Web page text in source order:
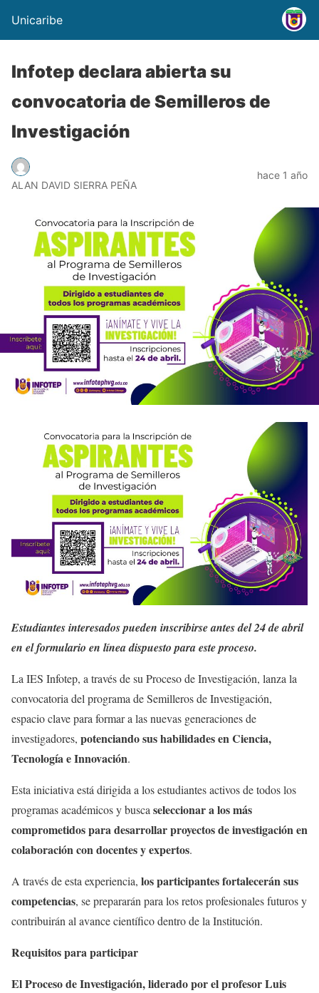
Unicaribe
Infotep declara abierta su
convocatoria de Semilleros de
Investigación
ALAN DAVID SIERRA PEÑA
hace 1 año
Estudiantes interesados pueden inscribirse antes del 24 de abril
en el formulario en línea dispuesto para este proceso.
La IES Infotep, a través de su Proceso de Investigación, lanza la
convocatoria del programa de Semilleros de Investigación,
espacio clave para formar a las nuevas generaciones de
investigadores, potenciando sus habilidades en Ciencia,
Tecnología e Innovación.
Esta iniciativa está dirigida a los estudiantes activos de todos los
programas académicos y busca seleccionar a los más
comprometidos para desarrollar proyectos de investigación en
colaboración con docentes y expertos.
A través de esta experiencia, los participantes fortalecerán sus
competencias, se prepararán para los retos profesionales futuros y
contribuirán al avance científico dentro de la Institución.
Requisitos para participar
El Proceso de Investigación, liderado por el profesor Luis